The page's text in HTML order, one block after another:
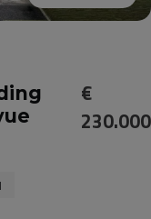
€
230.000